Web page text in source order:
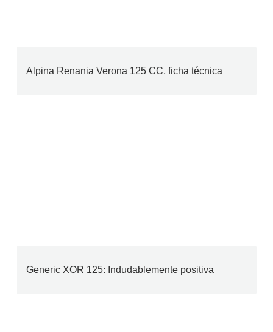
Alpina Renania Verona 125 CC, ficha técnica
Generic XOR 125: Indudablemente positiva